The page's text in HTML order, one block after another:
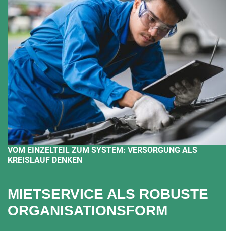
VOM EINZELTEIL ZUM SYSTEM: VERSORGUNG ALS
KREISLAUF DENKEN
MIETSERVICE ALS ROBUSTE
ORGANISATIONSFORM